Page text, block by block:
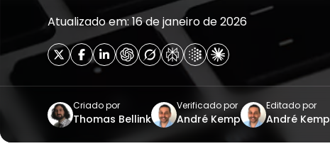
Atualizado em: 16 de janeiro de 2026
Criado por
Thomas Bellink
Verificado por
André Kemp
Editado por
André Kemp